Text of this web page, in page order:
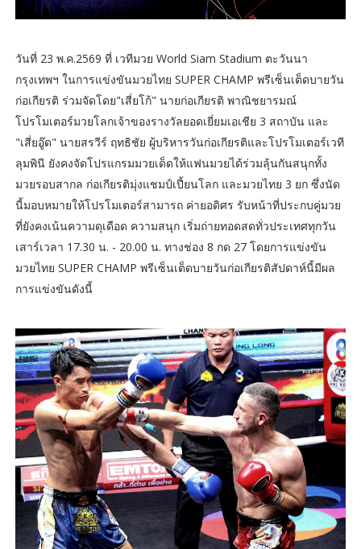
วันที่ 23 พ.ค.2569 ที่ เวทีมวย World Siam Stadium ตะวันนา
กรุงเทพฯ ในการแข่งขันมวยไทย SUPER CHAMP พรีเซ็นเต็ดบายวัน
ก่อเกียรติ ร่วมจัดโดย"เสี่ยโก้" นายก่อเกียรติ พาณิชยารมณ์
โปรโมเตอร์มวยโลกเจ้าของรางวัลยอดเยี่ยมเอเชีย 3 สถาบัน และ
"เสี่ยอู๊ด" นายสรวีร์ ฤทธิชัย ผู้บริหารวันก่อเกียรติและโปรโมเตอร์เวที
ลุมพินี ยังคงจัดโปรแกรมมวยเด็ดให้แฟนมวยได้ร่วมลุ้นกันสนุกทั้ง
มวยรอบสากล ก่อเกียรติมุ่งแชมป์เปี้ยนโลก และมวยไทย 3 ยก ซึ่งนัด
นี้มอบหมายให้โปรโมเตอร์สามารถ ค่ายอดิศร รับหน้าที่ประกบคู่มวย
ที่ยังคงเน้นความดุเดือด ความสนุก เริ่มถ่ายทอดสดทั่วประเทศทุกวัน
เสาร์เวลา 17.30 น. - 20.00 น. ทางช่อง 8 กด 27 โดยการแข่งขัน
มวยไทย SUPER CHAMP พรีเซ็นเต็ดบายวันก่อเกียรติสัปดาห์นี้มีผล
การแข่งขันดังนี้